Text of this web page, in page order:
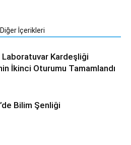
İçerikleri
Kardeşliği
İkinci Oturumu Tamamlandı
Bilim Şenliği